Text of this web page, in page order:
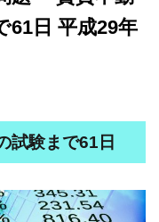
61日 平成29年
試験まで61日